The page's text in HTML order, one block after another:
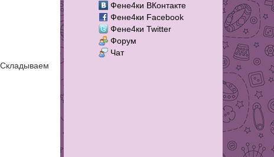
Фене4ки ВКонтакте
Фене4ки Facebook
Фене4ки Twitter
Форум
Чат